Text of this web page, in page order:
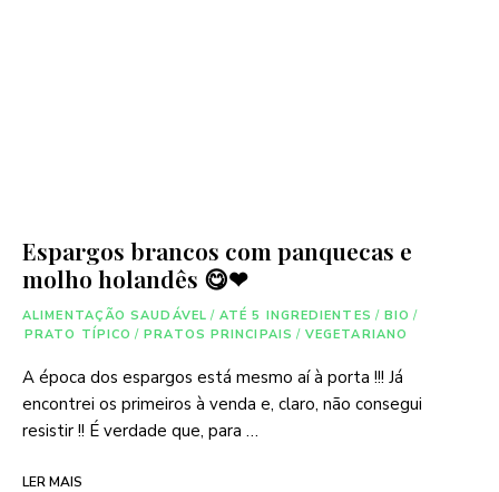
Espargos brancos com panquecas e
molho holandês 😋❤
ALIMENTAÇÃO SAUDÁVEL / ATÉ 5 INGREDIENTES / BIO /
PRATO TÍPICO / PRATOS PRINCIPAIS / VEGETARIANO
A época dos espargos está mesmo aí à porta !!! Já
encontrei os primeiros à venda e, claro, não consegui
resistir !! É verdade que, para …
LER MAIS